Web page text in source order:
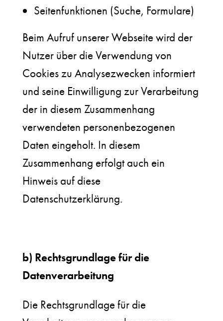
Seitenfunktionen (Suche, Formulare)
Beim Aufruf unserer Webseite wird der
Nutzer über die Verwendung von
Cookies zu Analysezwecken informiert
und seine Einwilligung zur Verarbeitung
der in diesem Zusammenhang
verwendeten personenbezogenen
Daten eingeholt. In diesem
Zusammenhang erfolgt auch ein
Hinweis auf diese
Datenschutzerklärung.
b) Rechtsgrundlage für die
Datenverarbeitung
Die Rechtsgrundlage für die